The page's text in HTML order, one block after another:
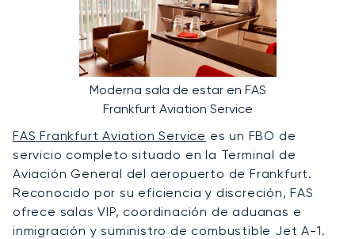
Moderna sala de estar en FAS
Frankfurt Aviation Service
FAS Frankfurt Aviation Service es un FBO de
servicio completo situado en la Terminal de
Aviación General del aeropuerto de Frankfurt.
Reconocido por su eficiencia y discreción, FAS
ofrece salas VIP, coordinación de aduanas e
inmigración y suministro de combustible Jet A-1.